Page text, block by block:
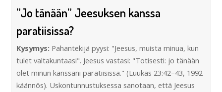
”Jo tänään” Jeesuksen kanssa
paratiisissa?
Kysymys: Pahantekijä pyysi: "Jeesus, muista minua, kun
tulet valtakuntaasi". Jeesus vastasi: "Totisesti: jo tänään
olet minun kanssani paratiisissa." (Luukas 23:42–43, 1992
käännös). Uskontunnustuksessa sanotaan, että Jeesus